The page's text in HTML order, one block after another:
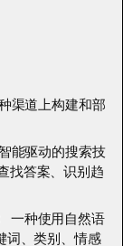
渠道上构建和部
能驱动的搜索技
找答案、识别趋
一种使用自然语
词、类别、情感